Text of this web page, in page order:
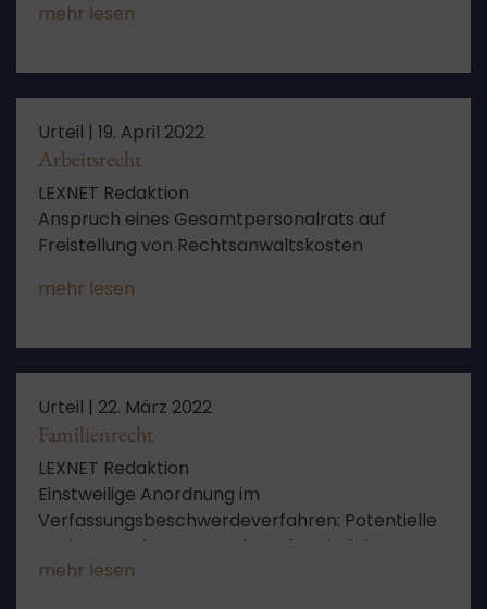
mehr lesen
Urteil | 19. April 2022
Arbeitsrecht
LEXNET Redaktion
Anspruch eines Gesamtpersonalrats auf
Freistellung von Rechtsanwaltskosten
mehr lesen
Urteil | 22. März 2022
Familienrecht
LEXNET Redaktion
Einstweilige Anordnung im
Verfassungsbeschwerdeverfahren: Potentielle
Verletzung des Anspruchs auf rechtliches
Gehör (Art 103 Abs 1 GG) durch
mehr lesen